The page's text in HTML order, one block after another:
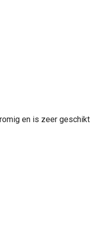
en is zeer geschikt